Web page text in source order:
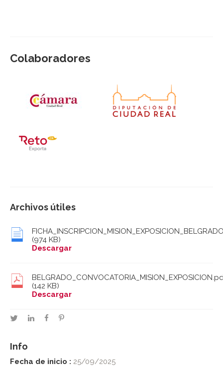
Colaboradores
Archivos útiles
(974 KB)
Descargar
(142 KB)
Descargar
twitterlinkedinfacebookpinterest
Info
Fecha de inicio : 25/09/2025